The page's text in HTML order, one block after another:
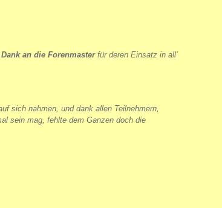
an die Forenmasterfür deren Einsatz in all'
sich nahmen, und dank allen Teilnehmern,
sein mag, fehlte dem Ganzen doch die